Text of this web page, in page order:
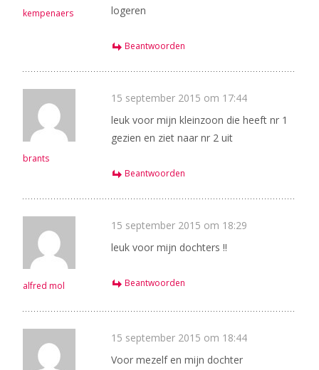
kempenaers
logeren
Beantwoorden
brants
15 september 2015 om 17:44
leuk voor mijn kleinzoon die heeft nr 1
gezien en ziet naar nr 2 uit
Beantwoorden
alfred mol
15 september 2015 om 18:29
leuk voor mijn dochters !!
Beantwoorden
15 september 2015 om 18:44
Voor mezelf en mijn dochter